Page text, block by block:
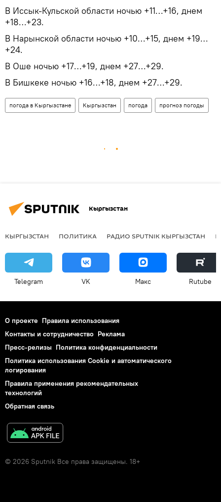
В Иссык-Кульской области ночью +11…+16, днем
+18…+23.
В Нарынской области ночью +10…+15, днем +19…
+24.
В Оше ночью +17…+19, днем +27…+29.
В Бишкеке ночью +16…+18, днем +27…+29.
погода в Кыргызстане Кыргызстан погода прогноз погоды
Кыргызстан
КЫРГЫЗСТАН ПОЛИТИКА РАДИО SPUTNIK КЫРГЫЗСТАН
Telegram VK Макс Rutube
О проекте Правила использования
Контакты и сотрудничество Реклама
Пресс-релизы Политика конфиденциальности
Политика использования Cookie и автоматического
логирования
Правила применения рекомендательных
технологий
Обратная связь
© 2026 Sputnik Все права защищены. 18+